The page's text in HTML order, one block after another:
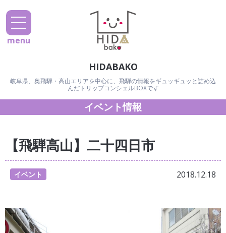
HIDABAKO
岐阜県、奥飛騨・高山エリアを中心に、飛騨の情報をギュッギュッと詰め込
んだトリップコンシェルBOXです
menu
イベント情報
【飛騨高山】二十四日市
イベント 2018.12.18